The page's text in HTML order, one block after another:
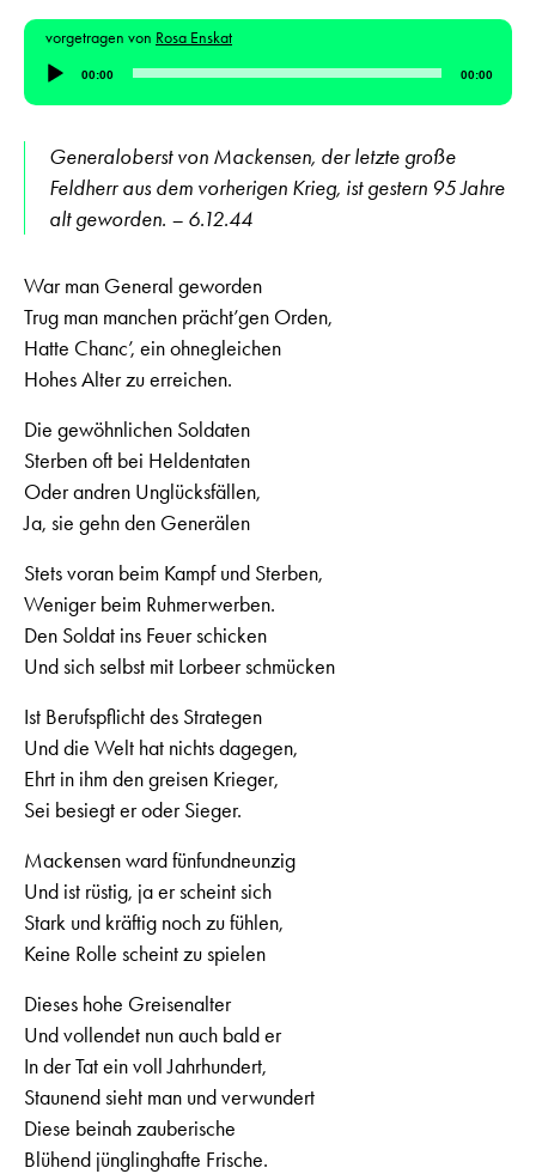
vorgetragen von Rosa Enskat
Audio-
Player
00:00 00:00
Generaloberst von Mackensen, der letzte große
Feldherr aus dem vorherigen Krieg, ist gestern 95 Jahre
alt geworden. – 6.12.44
War man General geworden
Trug man manchen prächt’gen Orden,
Hatte Chanc’, ein ohnegleichen
Hohes Alter zu erreichen.
Die gewöhnlichen Soldaten
Sterben oft bei Heldentaten
Oder andren Unglücksfällen,
Ja, sie gehn den Generälen
Stets voran beim Kampf und Sterben,
Weniger beim Ruhmerwerben.
Den Soldat ins Feuer schicken
Und sich selbst mit Lorbeer schmücken
Ist Berufspflicht des Strategen
Und die Welt hat nichts dagegen,
Ehrt in ihm den greisen Krieger,
Sei besiegt er oder Sieger.
Mackensen ward fünfundneunzig
Und ist rüstig, ja er scheint sich
Stark und kräftig noch zu fühlen,
Keine Rolle scheint zu spielen
Dieses hohe Greisenalter
Und vollendet nun auch bald er
In der Tat ein voll Jahrhundert,
Staunend sieht man und verwundert
Diese beinah zauberische
Blühend jünglinghafte Frische.